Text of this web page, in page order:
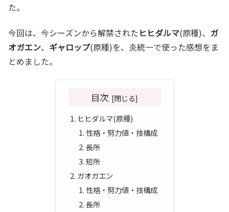
た。
今回は、今シーズンから解禁されたヒヒダルマ(原種)、 ガ
オガエン、 ギャロップ(原種)を、炎統一で使った感想をま
とめました。
目次
ヒヒダルマ(原種)
性格・努力値・技構成
長所
短所
ガオガエン
性格・努力値・技構成
長所